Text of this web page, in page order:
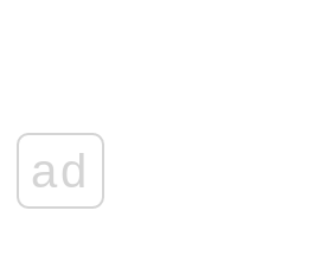
ad